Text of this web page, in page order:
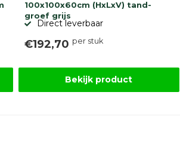
100x100x60cm (HxLxV) tand-
groef grijs
Direct leverbaar
€192,70 per stuk
Bekijk product